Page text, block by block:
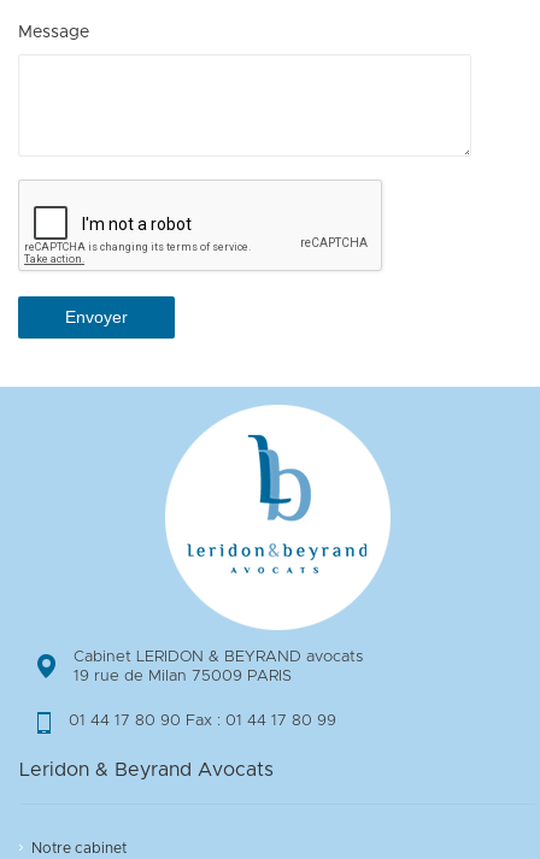
Message
Cabinet LERIDON & BEYRAND avocats
19 rue de Milan 75009 PARIS
01 44 17 80 90 Fax : 01 44 17 80 99
Leridon & Beyrand Avocats
Notre cabinet